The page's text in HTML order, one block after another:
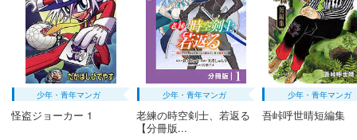
少年・青年マンガ
怪盗ジョーカー 1
少年・青年マンガ
老練の時空剣士、若返る
【分冊版...
少年・青年マンガ
吾峠呼世晴短編集